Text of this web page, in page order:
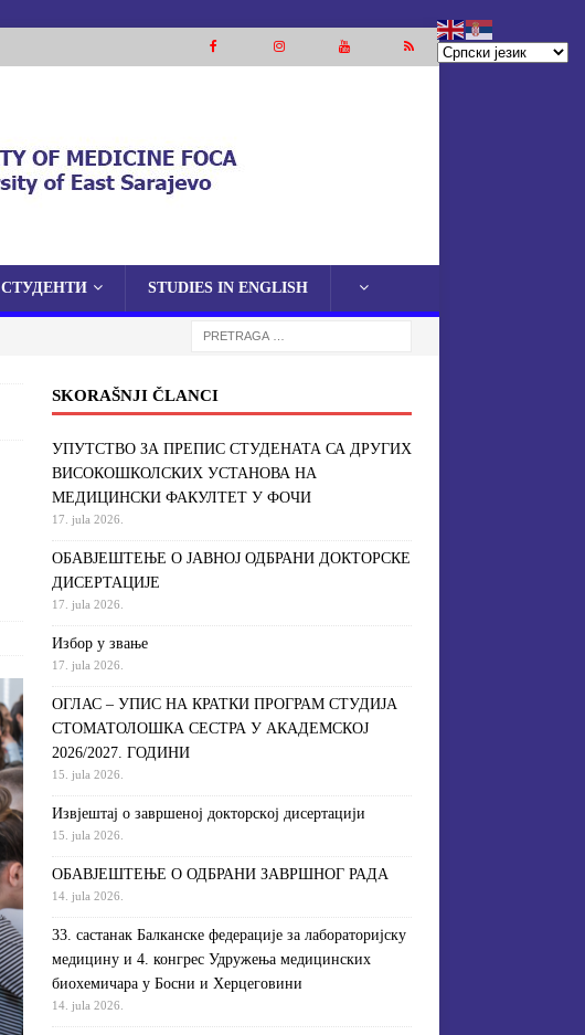
СТУДЕНТИ STUDIES IN ENGLISH
SKORAŠNJI ČLANCI
УПУТСТВО ЗА ПРЕПИС СТУДЕНАТА СА ДРУГИХ
ВИСОКОШКОЛСКИХ УСТАНОВА НА
МЕДИЦИНСКИ ФАКУЛТЕТ У ФОЧИ
17. jula 2026.
ОБАВЈЕШТЕЊЕ О ЈАВНОЈ ОДБРАНИ ДОКТОРСКЕ
ДИСЕРТАЦИЈЕ
17. jula 2026.
Избор у звање
17. jula 2026.
ОГЛАС – УПИС НА КРАТКИ ПРОГРАМ СТУДИЈА
СТОМАТОЛОШКА СЕСТРА У АКАДЕМСКОЈ
2026/2027. ГОДИНИ
15. jula 2026.
Извjeштaj o зaвршeнoj дoктoрскoj дисeртaциjи
15. jula 2026.
ОБАВЈЕШТЕЊЕ О ОДБРАНИ ЗАВРШНОГ РАДА
14. jula 2026.
33. састанак Балканске федерације за лабораторијску
медицину и 4. конгрес Удружења медицинских
биохемичара у Босни и Херцеговини
14. jula 2026.